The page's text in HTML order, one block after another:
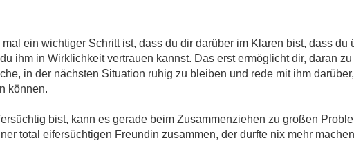
ein wichtiger Schritt ist, dass du dir darüber im Klaren bist, dass du
ihm in Wirklichkeit vertrauen kannst. Das erst ermöglicht dir, daran
in der nächsten Situation ruhig zu bleiben und rede mit ihm
können.
bist, kann es gerade beim Zusammenziehen zu großen
total eifersüchtigen Freundin zusammen, der durfte nix mehr